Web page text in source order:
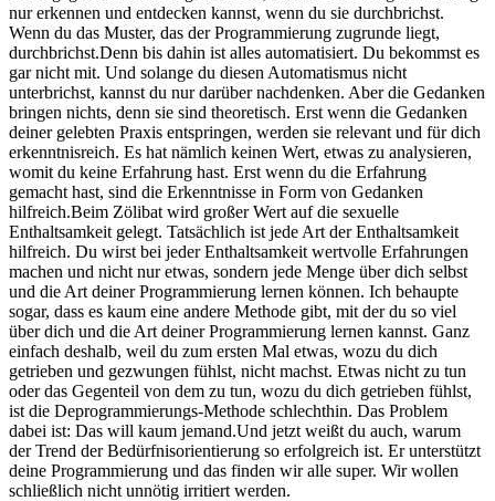
nur erkennen und entdecken kannst, wenn du sie durchbrichst.
Wenn du das Muster, das der Programmierung zugrunde liegt,
durchbrichst.Denn bis dahin ist alles automatisiert. Du bekommst es
gar nicht mit. Und solange du diesen Automatismus nicht
unterbrichst, kannst du nur darüber nachdenken. Aber die Gedanken
bringen nichts, denn sie sind theoretisch. Erst wenn die Gedanken
deiner gelebten Praxis entspringen, werden sie relevant und für dich
erkenntnisreich. Es hat nämlich keinen Wert, etwas zu analysieren,
womit du keine Erfahrung hast. Erst wenn du die Erfahrung
gemacht hast, sind die Erkenntnisse in Form von Gedanken
hilfreich.Beim Zölibat wird großer Wert auf die sexuelle
Enthaltsamkeit gelegt. Tatsächlich ist jede Art der Enthaltsamkeit
hilfreich. Du wirst bei jeder Enthaltsamkeit wertvolle Erfahrungen
machen und nicht nur etwas, sondern jede Menge über dich selbst
und die Art deiner Programmierung lernen können. Ich behaupte
sogar, dass es kaum eine andere Methode gibt, mit der du so viel
über dich und die Art deiner Programmierung lernen kannst. Ganz
einfach deshalb, weil du zum ersten Mal etwas, wozu du dich
getrieben und gezwungen fühlst, nicht machst. Etwas nicht zu tun
oder das Gegenteil von dem zu tun, wozu du dich getrieben fühlst,
ist die Deprogrammierungs-Methode schlechthin. Das Problem
dabei ist: Das will kaum jemand.Und jetzt weißt du auch, warum
der Trend der Bedürfnisorientierung so erfolgreich ist. Er unterstützt
deine Programmierung und das finden wir alle super. Wir wollen
schließlich nicht unnötig irritiert werden.